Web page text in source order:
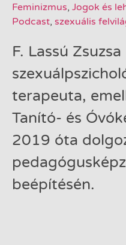
Feminizmus, Jogok és
Podcast, szexuális
F. Lassú Zsuzsa
terapeuta,
Tanító- és
2019 óta
beépítésén.